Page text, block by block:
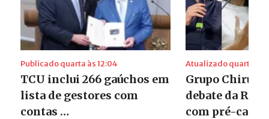
Publicado quarta às 12:04
TCU inclui 266 gaúchos em
lista de gestores com
contas …
Atualizado quarta às
Grupo Chiru
debate da
com pré-